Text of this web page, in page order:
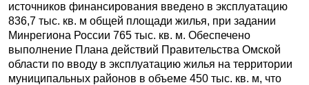
источников финансирования введено в эксплуатацию
836,7 тыс. кв. м общей площади жилья, при задании
Минрегиона России 765 тыс. кв. м. Обеспечено
выполнение Плана действий Правительства Омской
области по вводу в эксплуатацию жилья на территории
муниципальных районов в объеме 450 тыс. кв. м, что